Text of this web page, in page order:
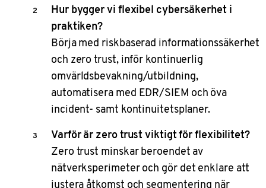
Hur bygger vi flexibel cybersäkerhet i
praktiken?
Börja med riskbaserad informationssäkerhet
och zero trust, inför kontinuerlig
omvärldsbevakning/utbildning,
automatisera med EDR/SIEM och öva
incident- samt kontinuitetsplaner.
Varför är zero trust viktigt för flexibilitet?
Zero trust minskar beroendet av
nätverksperimeter och gör det enklare att
justera åtkomst och segmentering när